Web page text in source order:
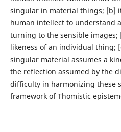
singular in material things; [b]
human intellect to understand
turning to the sensible
likeness of an individual thing;
singular material assumes a
the reflection assumed by the
difficulty in harmonizing these
framework of Thomistic